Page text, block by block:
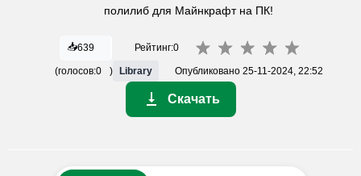
полилиб для Майнкрафт на ПК!
📥639 Рейтинг:0
(голосов:0 ) Library Опубликовано 25-11-2024, 22:52
Скачать